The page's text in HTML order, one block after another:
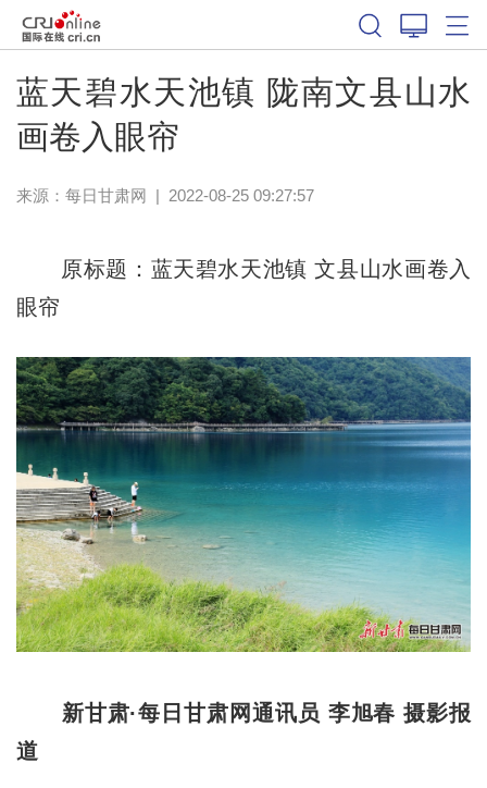
蓝天碧水天池镇 陇南文县山水
画卷入眼帘
来源： 每日甘肃网 | 2022-08-25 09:27:57
原标题：蓝天碧水天池镇 文县山水画卷入
眼帘
新甘肃·每日甘肃网通讯员 李旭春 摄影报
道